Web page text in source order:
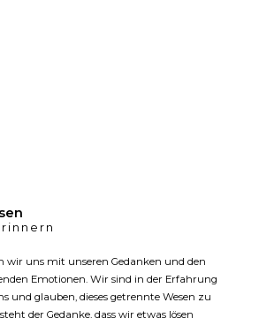
wir uns mit unseren Gedanken und den
Emotionen. Wir sind in der Erfahrung
und glauben, dieses getrennte Wesen zu
der Gedanke, dass wir etwas lösen